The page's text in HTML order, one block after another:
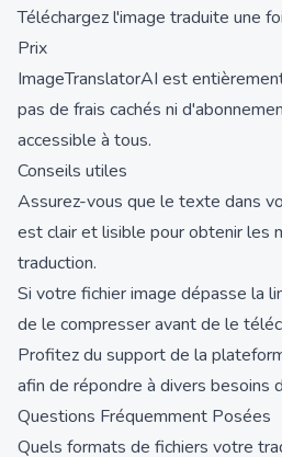
Téléchargez l'image traduite une
Prix
ImageTranslatorAI est
pas de frais cachés ni
accessible à tous.
Conseils utiles
Assurez-vous que le texte dans
est clair et lisible pour obtenir les
traduction.
Si votre fichier image dépasse la
de le compresser avant de le
Profitez du support de la
afin de répondre à divers besoins
Questions Fréquemment Posées
Quels formats de fichiers votre